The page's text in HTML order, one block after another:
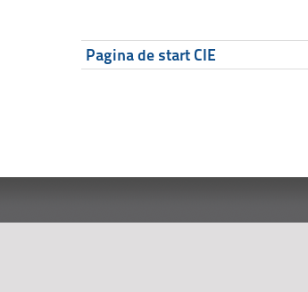
Pagina de start CIE